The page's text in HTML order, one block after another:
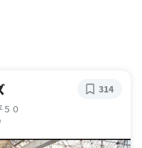
０
314